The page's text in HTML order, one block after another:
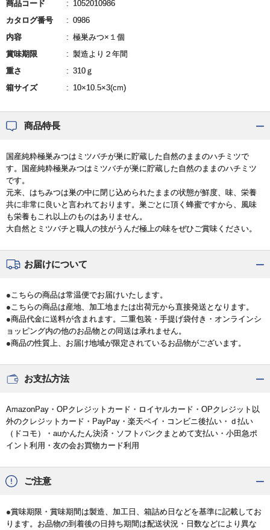
商品コード
1052010986
カタログ番号
0986
内容
極巣みつ×１個
賞味期限
製造より２年間
重さ
310ｇ
箱サイズ
10×10.5×3(cm)
商品特長
国産純粋極巣みつはミツバチが巣に貯蔵した自然のままのハチミツで
す。国産純粋極巣みつはミツバチが巣に貯蔵した自然のままのハチミツ
です。
元来、はちみつは巣の中に閉じ込められたままの状態が鮮度、味、栄養
共に非常に良いと言われております。巣ごとに頂く蜂蜜ですから、風味
も栄養もこれ以上のものはありません。
大自然とミツバチと職人の技がうんだ極上の味をぜひご賞味ください。
お届けについて
●こちらの商品は常温便でお届けいたします。
●こちらの商品は産地、加工地または出荷元から直接発送となります。
●商品代金に送料が含まれます。二重包装・手提げ袋付き・オンラインシ
ョッピング内の他のお品物との同送は承れません。
●商品の性質上、お届け地域が限定されているお品物がございます。
お支払方法
AmazonPay・OPクレジットカード・ロイヤルカード・OPクレジット以
外のクレジットカード・PayPay・楽天ペイ・コンビニ後払い・ｄ払い
（ドコモ）・auかんたん決済・ソフトバンクまとめて支払い・小田急ポ
イント利用・友の会お買物カード利用
ご注意
●賞味期限・賞味期間は製造、加工日、箱詰め日などを基準に記載してお
ります。お品物の到着後の日持ち期間は配送状況・日数などにより異な